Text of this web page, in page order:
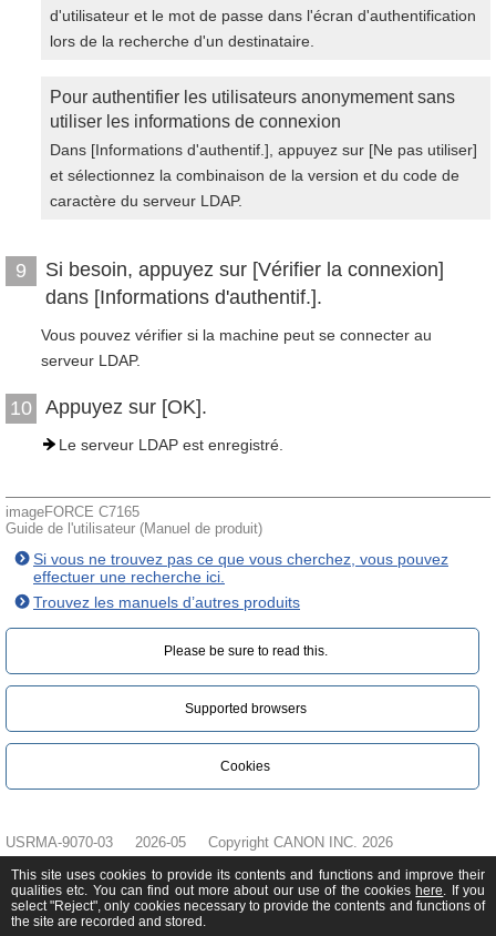
d'utilisateur et le mot de passe dans l'écran d'authentification
lors de la recherche d'un destinataire.
Pour authentifier les utilisateurs anonymement sans
utiliser les informations de connexion
Dans [Informations d'authentif.], appuyez sur [Ne pas utiliser]
et sélectionnez la combinaison de la version et du code de
caractère du serveur LDAP.
9
Si besoin, appuyez sur [Vérifier la connexion]
dans [Informations d'authentif.].
Vous pouvez vérifier si la machine peut se connecter au
serveur LDAP.
10 Appuyez sur [OK].
Le serveur LDAP est enregistré.
imageFORCE C7165
Guide de l'utilisateur (Manuel de produit)
Si vous ne trouvez pas ce que vous cherchez, vous pouvez
effectuer une recherche ici.
Trouvez les manuels d’autres produits
Please be sure to read this.‎
Supported browsers
Cookies
USRMA-9070-03 2026-05 Copyright CANON INC. 2026
This site uses cookies to provide its contents and functions and improve their
qualities etc. You can find out more about our use of the cookies here. If you
select "Reject", only cookies necessary to provide the contents and functions of
the site are recorded and stored.